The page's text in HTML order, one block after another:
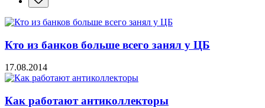
Кто из банков больше всего занял у ЦБ
17.08.2014
Как работают антиколлекторы